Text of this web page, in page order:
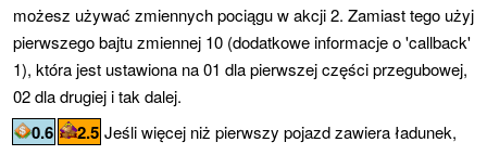
możesz używać zmiennych pociągu w akcji 2. Zamiast tego użyj
pierwszego bajtu zmiennej 10 (dodatkowe informacje o'callback'
1), która jest ustawiona na 01 dla pierwszej części przegubowej,
02 dla drugiej i tak dalej.
0.6 2.5 Jeśli więcej niż pierwszy pojazd zawiera ładunek,